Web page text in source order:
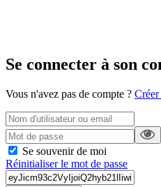
Se connecter à son
Vous n'avez pas de compte ?
Se souvenir de moi
Réinitialiser le mot de passe